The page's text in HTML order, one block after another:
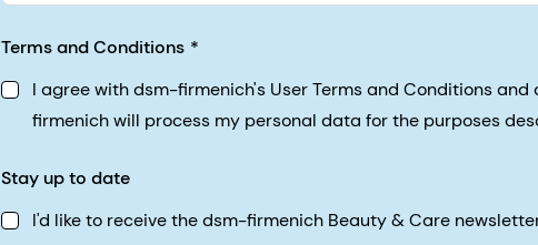
Terms and Conditions
I agree with dsm-firmenich's User Terms and Conditions
firmenich will process my personal data for the purposes
Stay up to date
I'd like to receive the dsm-firmenich Beauty & Care